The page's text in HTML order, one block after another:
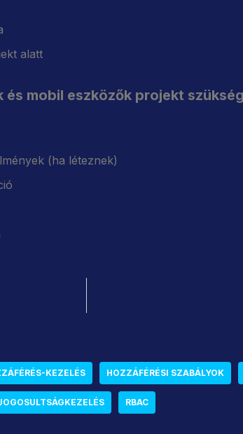
alatt
és mobil eszközők projekt
(ha léteznek)
KEZELÉS HOZZÁFÉRÉSI SZABÁLYOK
RBAC